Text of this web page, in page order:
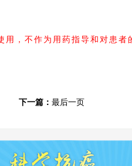
，不作为用药指导和对患者
下一篇： 最后一页